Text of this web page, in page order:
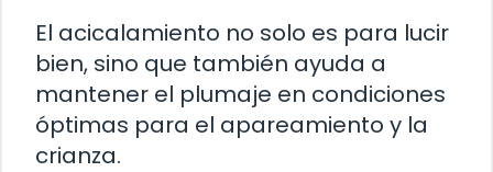
El acicalamiento no solo es para lucir
bien, sino que también ayuda a
mantener el plumaje en condiciones
óptimas para el apareamiento y la
crianza.